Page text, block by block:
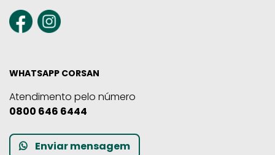
WHATSAPP CORSAN
Atendimento pelo número
0800 646 6444
Enviar mensagem